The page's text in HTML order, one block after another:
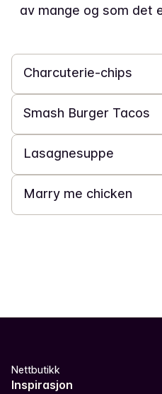
av mange og som det
Charcuterie-chips
20 min
Smash Burger Tacos
20 min
Lasagnesuppe
30 min
Marry me chicken
Nettbutikk
Inspirasjon